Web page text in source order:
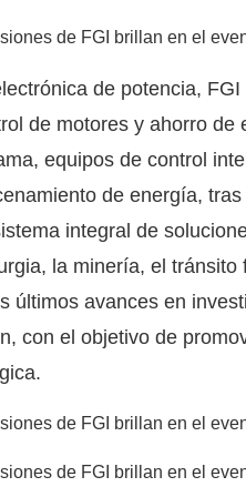
de potencia,
de motores y ahorro
equipos de control
de energía,
integral de
la minería, el
últimos avances en
con el objetivo de